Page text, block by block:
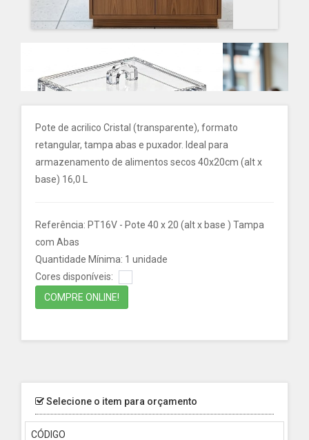
Pote de acrilico Cristal (transparente), formato
retangular, tampa abas e puxador. Ideal para
armazenamento de alimentos secos 40x20cm (alt x
base) 16,0 L
Referência: PT16V - Pote 40 x 20 (alt x base ) Tampa
com Abas
Quantidade Mínima: 1 unidade
Cores disponíveis:
COMPRE ONLINE!
Selecione o item para orçamento
CÓDIGO